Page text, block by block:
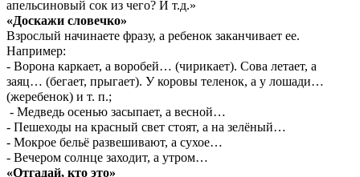
апельсиновый сок из чего? И т.д.»
«Доскажи словечко»
Взрослый начинаете фразу, а ребенок заканчивает ее.
Например:
- Ворона каркает, а воробей… (чирикает). Сова летает, а
заяц… (бегает, прыгает). У коровы теленок, а у лошади…
(жеребенок) и т. п.;
- Медведь осенью засыпает, а весной…
- Пешеходы на красный свет стоят, а на зелёный…
- Мокрое бельё развешивают, а сухое…
- Вечером солнце заходит, а утром…
«Отгадай, кто это»